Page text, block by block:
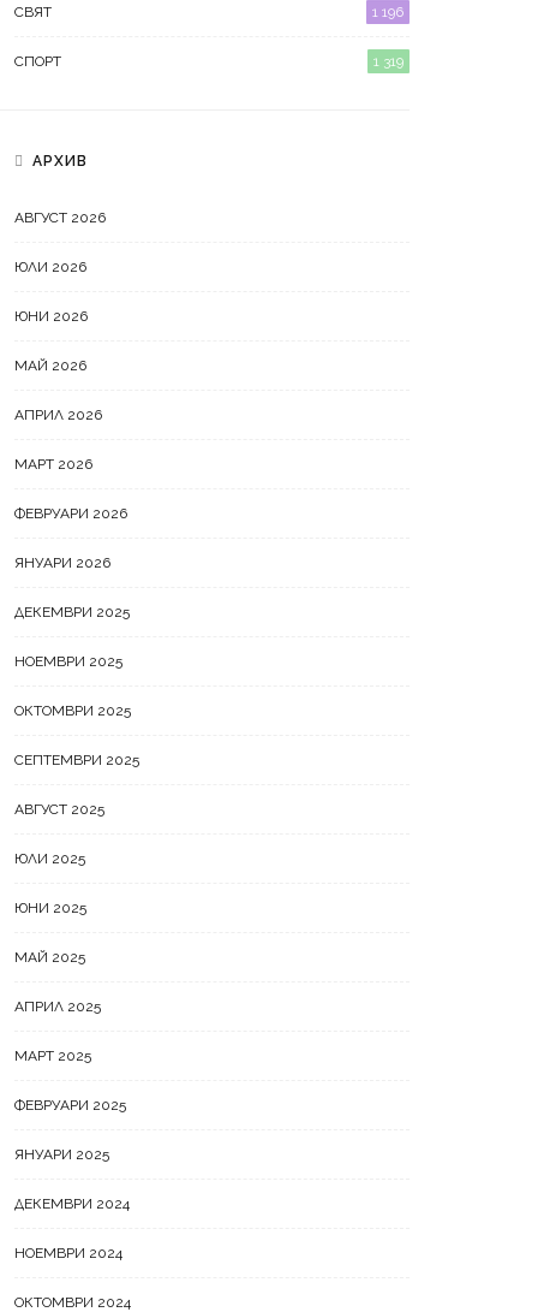
декара широколистна гора
СВЯТ 1 196
СПОРТ 1 319
АРХИВ
АВГУСТ 2026
ЮЛИ 2026
ЮНИ 2026
МАЙ 2026
АПРИЛ 2026
МАРТ 2026
ФЕВРУАРИ 2026
ЯНУАРИ 2026
ДЕКЕМВРИ 2025
НОЕМВРИ 2025
ОКТОМВРИ 2025
СЕПТЕМВРИ 2025
АВГУСТ 2025
ЮЛИ 2025
ЮНИ 2025
МАЙ 2025
АПРИЛ 2025
МАРТ 2025
ФЕВРУАРИ 2025
ЯНУАРИ 2025
ДЕКЕМВРИ 2024
НОЕМВРИ 2024
ОКТОМВРИ 2024